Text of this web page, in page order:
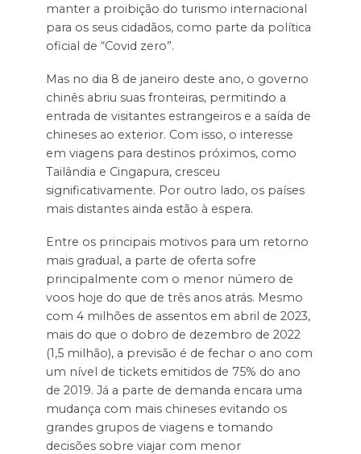
manter a proibição do turismo internacional
para os seus cidadãos, como parte da política
oficial de “Covid zero”.
Mas no dia 8 de janeiro deste ano, o governo
chinês abriu suas fronteiras, permitindo a
entrada de visitantes estrangeiros e a saída de
chineses ao exterior. Com isso, o interesse
em viagens para destinos próximos, como
Tailândia e Cingapura, cresceu
significativamente. Por outro lado, os países
mais distantes ainda estão à espera.
Entre os principais motivos para um retorno
mais gradual, a parte de oferta sofre
principalmente com o menor número de
voos hoje do que de três anos atrás. Mesmo
com 4 milhões de assentos em abril de 2023,
mais do que o dobro de dezembro de 2022
(1,5 milhão), a previsão é de fechar o ano com
um nível de tickets emitidos de 75% do ano
de 2019. Já a parte de demanda encara uma
mudança com mais chineses evitando os
grandes grupos de viagens e tomando
decisões sobre viajar com menor